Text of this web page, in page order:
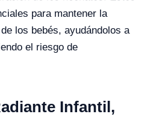
para mantener la
los bebés, ayudándolos a
el riesgo de
Infantil,